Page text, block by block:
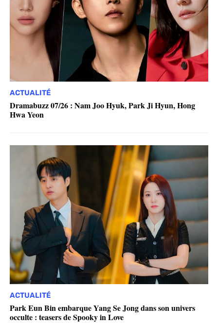
ACTUALITÉ
Dramabuzz 07/26 : Nam Joo Hyuk, Park Ji Hyun, Hong
Hwa Yeon
ACTUALITÉ
Park Eun Bin embarque Yang Se Jong dans son univers
occulte : teasers de Spooky in Love